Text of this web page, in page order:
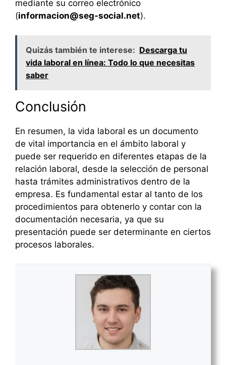
mediante su correo electrónico
(informacion@seg-social.net).
Quizás también te interese: Descarga tu
vida laboral en línea: Todo lo que necesitas
saber
Conclusión
En resumen, la vida laboral es un documento
de vital importancia en el ámbito laboral y
puede ser requerido en diferentes etapas de la
relación laboral, desde la selección de personal
hasta trámites administrativos dentro de la
empresa. Es fundamental estar al tanto de los
procedimientos para obtenerlo y contar con la
documentación necesaria, ya que su
presentación puede ser determinante en ciertos
procesos laborales.